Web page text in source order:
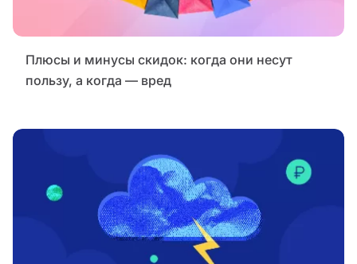
Плюсы и минусы скидок: когда они несут
пользу, а когда — вред